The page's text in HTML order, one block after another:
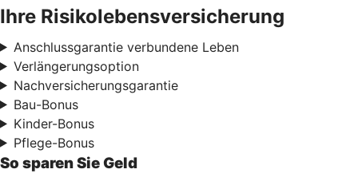
Ihre Risikolebensversicherung
Anschlussgarantie verbundene Leben
Verlängerungsoption
Nachversicherungsgarantie
Bau-Bonus
Kinder-Bonus
Pflege-Bonus
So sparen Sie Geld